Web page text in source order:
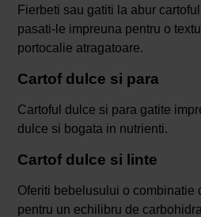
Fierbeti sau gatiti la abur
pasati-le impreuna pentru o
portocalie atragatoare.
Cartof dulce si para
Cartoful dulce si para gatite
dulce si bogata in nutrienti.
Cartof dulce si linte
Oferiti bebelusului o combinatie
pentru un echilibru de